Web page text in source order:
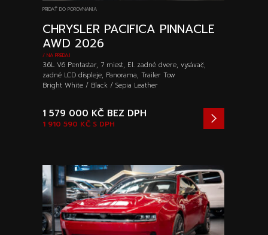
PRIDAŤ DO POROVNANIA
CHRYSLER PACIFICA PINNACLE
AWD 2026
/ NA PREDAJ
3.6L V6 Pentastar, 7 miest, El. zadné dvere, vysávač,
zadné LCD displeje, Panorama, Trailer Tow
Bright White / Black / Sepia Leather
1 910 590 KČ S DPH
1 579 000 KČ BEZ DPH